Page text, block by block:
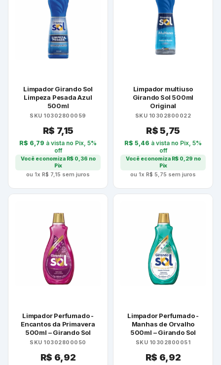
Limpador Girando Sol
Limpeza Pesada Azul
500ml
SKU 10302800059
R$ 7,15
R$ 6,79 à vista no Pix, 5%
off
Você economiza R$0,36 no
Pix
ou 1x R$ 7,15 sem juros
Limpador multiuso
Girando Sol 500ml
Original
SKU 10302800022
R$5,75
R$ 5,46 à vista no Pix, 5%
off
Você economiza R$0,29 no
Pix
ou 1x R$ 5,75 sem juros
Limpador Perfumado -
Encantos da Primavera
500ml – Girando Sol
SKU 10302800050
R$ 6,92
Limpador Perfumado -
Manhas de Orvalho
500ml – Girando Sol
SKU 10302800051
R$ 6,92